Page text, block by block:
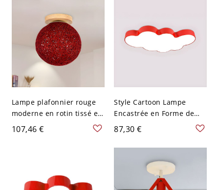
Lampe plafonnier rouge
moderne en rotin tissé en
boule avec 1 lumière pour
salle de bain, avec une
107,46 €
Style Cartoon Lampe
Encastrée en Forme de
Nuage Métallique
Plafonnier LED pour
Maternelle - Rouge 110 V-
120 V 49,53 cm
87,30 €